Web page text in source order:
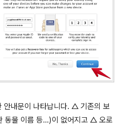
안내문이 나타납니다. △ 기존의 보
동물 이름 등...)이 없어지고 △ 오로